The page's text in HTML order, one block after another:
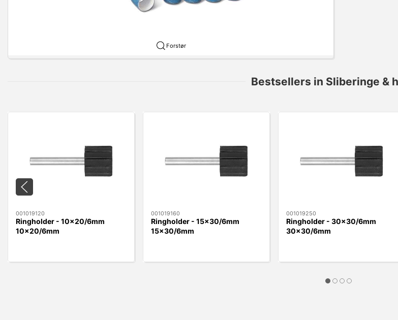
Forstør
Bestsellers in Sliberinge &
001019120
Ringholder - 10x20/6mm
10x20/6mm
001019160
Ringholder - 15x30/6mm
15x30/6mm
001019250
Ringholder - 30x30/6mm
30x30/6mm